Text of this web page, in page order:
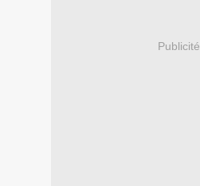
Publicité